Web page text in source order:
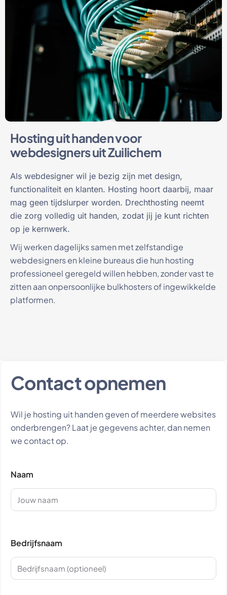
Hosting uit handen voor
webdesigners uit Zuilichem
Als webdesigner wil je bezig zijn met design,
functionaliteit en klanten. Hosting hoort daarbij, maar
mag geen tijdslurper worden. Drechthosting neemt
die zorg volledig uit handen, zodat jij je kunt richten
op je kernwerk.
Wij werken dagelijks samen met zelfstandige
webdesigners en kleine bureaus die hun hosting
professioneel geregeld willen hebben, zonder vast te
zitten aan onpersoonlijke bulkhosters of ingewikkelde
platformen.
Contact opnemen
Wil je hosting uit handen geven of meerdere websites
onderbrengen? Laat je gegevens achter, dan nemen
we contact op.
Naam
Bedrijfsnaam